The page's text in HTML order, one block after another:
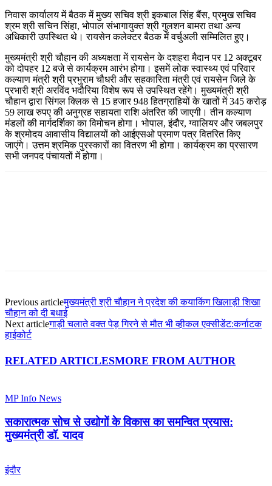
निवास कार्यालय में बैठक में मुख्य सचिव श्री इकबाल सिंह बैंस, प्रमुख सचिव
श्रम श्री सचिन सिंहा, भोपाल संभागायुक्त श्री गुलशन बामरा तथा अन्य
अधिकारी उपस्थित थे। रायसेन कलेक्टर बैठक में वर्चुअली सम्मिलित हुए।
मुख्यमंत्री श्री चौहान की अध्यक्षता में रायसेन के दशहरा मैदान पर 12 अक्टूबर
को दोपहर 12 बजे से कार्यक्रम आरंभ होगा। इसमें लोक स्वास्थ्य एवं परिवार
कल्याण मंत्री श्री प्रभुराम चौधरी और सहकारिता मंत्री एवं रायसेन जिले के
प्रभारी श्री अरविंद भदौरिया विशेष रूप से उपस्थित रहेंगे। मुख्यमंत्री श्री
चौहान द्वारा सिंगल क्लिक से 15 हजार 948 हितग्राहियों के खातों में 345 करोड़
59 लाख रुपए की अनुग्रह सहायता राशि अंतरित की जाएगी। तीन कल्याण
मंडलों की मार्गदर्शिका का विमोचन होगा। भोपाल, इंदौर, ग्वालियर और जबलपुर
के श्रमोदय आवासीय विद्यालयों को आईएसओ प्रमाण पत्र वितरित किए
जाएंगे। उत्तम श्रमिक पुरस्कारों का वितरण भी होगा। कार्यक्रम का प्रसारण
सभी जनपद पंचायतों में होगा।
Previous articleमुख्यमंत्री श्री चौहान ने प्रदेश की कयाकिंग खिलाड़ी शिखा
चौहान को दी बधाई
Next articleगाड़ी चलाते वक्त पेड़ गिरने से मौत भी व्हीकल एक्सीडेंट:कर्नाटक
हाईकोर्ट
RELATED ARTICLESMORE FROM AUTHOR
MP Info News
सकारात्मक सोच से उद्योगों के विकास का समन्वित प्रयास:
मुख्यमंत्री डॉ. यादव
इंदौर